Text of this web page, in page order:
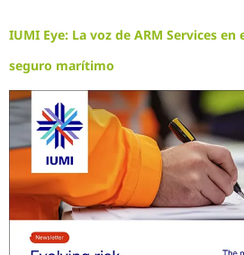
IUMI Eye: La voz de ARM Services
seguro marítimo